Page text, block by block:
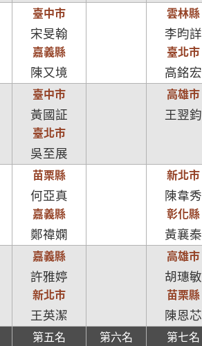
臺中市
宋旻翰
嘉義縣
陳又境
雲林縣
李昀詳
臺北市
高銘宏
臺中市
黃國証
臺北市
吳至展
高雄市
王翌鈞
苗栗縣
何亞真
嘉義縣
鄭禕嫻
新北市
陳韋秀
彰化縣
黃襄秦
嘉義縣
許雅婷
新北市
王英潔
高雄市
胡璤敏
苗栗縣
陳恩芯
第五名 第六名 第七名